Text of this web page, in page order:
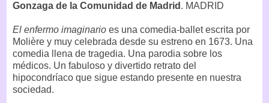
Gonzaga de la Comunidad de Madrid . MADRID
El enfermo imaginario es una comedia-ballet escrita por
Molière y muy celebrada desde su estreno en 1673. Una
comedia llena de tragedia. Una parodia sobre los
médicos. Un fabuloso y divertido retrato del
hipocondríaco que sigue estando presente en nuestra
sociedad.